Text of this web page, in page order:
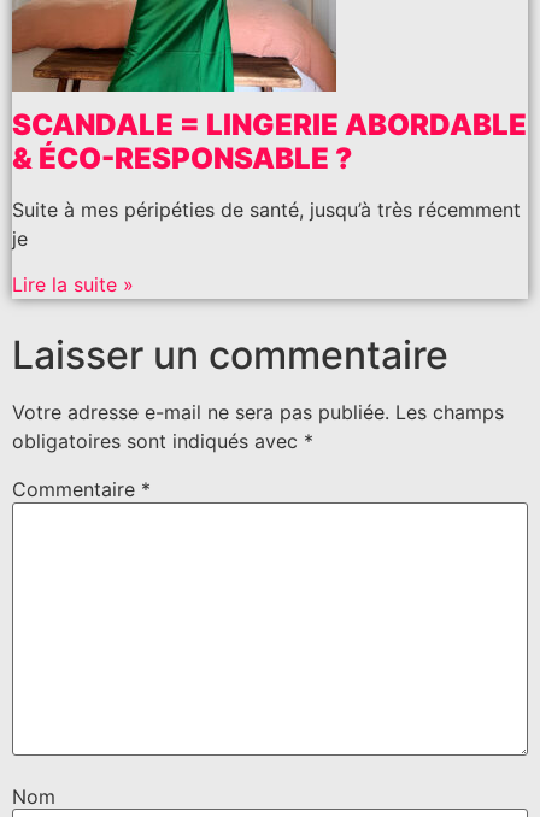
SCANDALE = LINGERIE ABORDABLE
& ÉCO-RESPONSABLE ?
Suite à mes péripéties de santé, jusqu’à très récemment
je
Lire la suite »
Laisser un commentaire
Votre adresse e-mail ne sera pas publiée. Les champs
obligatoires sont indiqués avec *
Commentaire *
Nom